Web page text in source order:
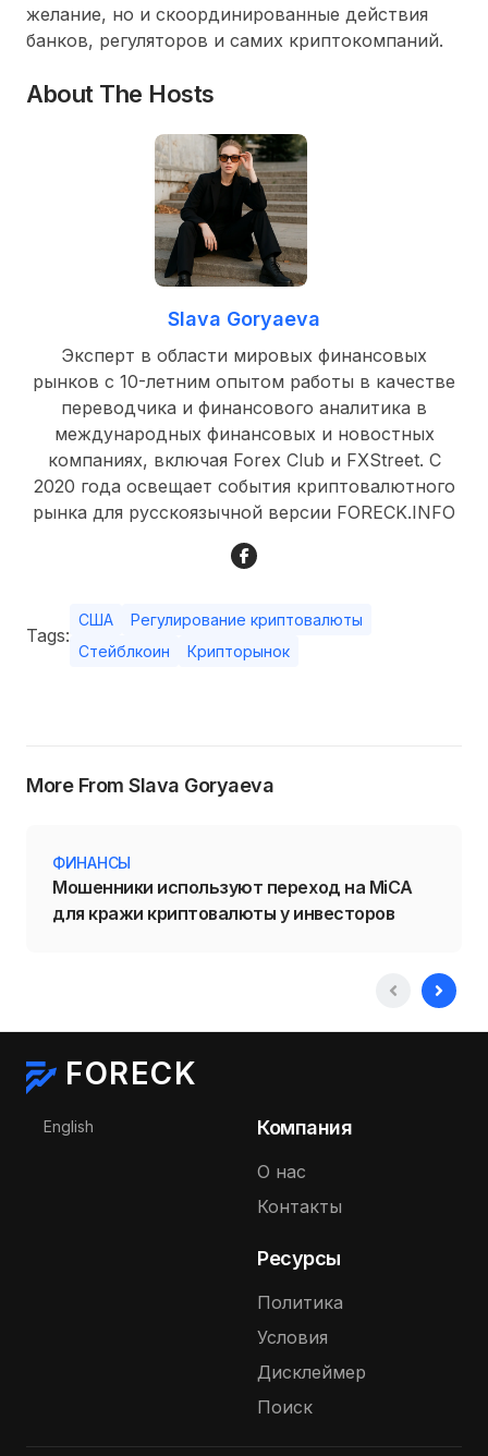
желание, но и скоординированные действия
банков, регуляторов и самих криптокомпаний.
About The Hosts
Slava Goryaeva
Эксперт в области мировых финансовых
рынков с 10-летним опытом работы в качестве
переводчика и финансового аналитика в
международных финансовых и новостных
компаниях, включая Forex Club и FXStreet. С
2020 года освещает события криптовалютного
рынка для русскоязычной версии FORECK.INFO
Tags:
США
Регулирование криптовалюты
Стейблкоин
Крипторынок
More From Slava Goryaeva
ФИНАНСЫ
Мошенники используют переход на MiCA
для кражи криптовалюты у инвесторов
FORECK
Выберите язык
English Компания
О нас
Контакты
Ресурсы
Политика
Условия
Дисклеймер
Поиск